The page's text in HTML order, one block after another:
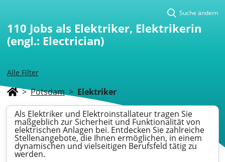
Alle Filter
Suche ändern
110 Jobs als Elektriker, Elektrikerin
(engl.: Electrician)
> Potsdam > Elektriker
Als Elektriker und Elektroinstallateur tragen Sie
maßgeblich zur Sicherheit und Funktionalität von
elektrischen Anlagen bei. Entdecken Sie zahlreiche
Stellenangebote, die Ihnen ermöglichen, in einem
dynamischen und vielseitigen Berufsfeld tätig zu
werden.